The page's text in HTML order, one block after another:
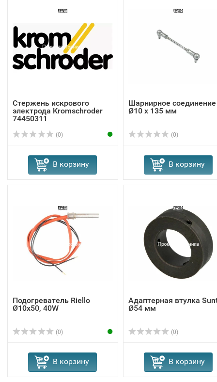
Стержень искрового
электрода Kromschroder
74450311
(0)
В корзину
Шарнирное соединение
Ø10 x 135 мм
(0)
В корзину
Подогреватель Riello
Ø10x50, 40W
(0)
В корзину
Адаптерная втулка
Ø54 мм
(0)
В корзину